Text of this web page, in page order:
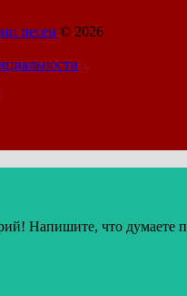
песен © 2026
Напишите, что думаете